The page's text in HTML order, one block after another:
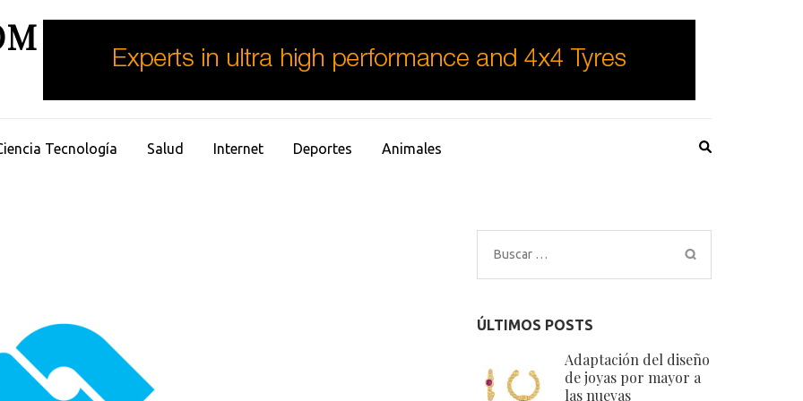
Tecnología Salud Internet Deportes Animales
Buscar:
ÚLTIMOS POSTS
Adaptación del diseño
de joyas por mayor a
las nuevas